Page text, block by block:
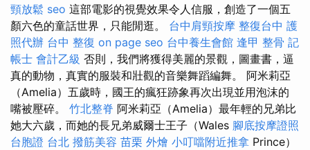
頸放鬆 seo 這部電影的視覺效果令人信服，創造了一個五
顏六色的童話世界，只能閒逛。 台中肩頸按摩 整復台中 護
照代辦 台中 整復 on page seo 台中養生會館 逢甲 整骨 記
帳士 會計乙級 否則，我們將獲得美麗的景觀，圖畫書，逼
真的動物，真實的服裝和壯觀的音樂舞蹈編舞。 阿米莉亞
（Amelia）五歲時，國王的瘋狂跡象再次出現並用泡沫的
嘴被壓碎。 竹北整脊 阿米莉亞（Amelia）最年輕的兄弟比
她大六歲，而她的長兄弟威爾士王子（Wales 腳底按摩證照
台胞證 台北 撥筋美容 苗栗 外燴 小叮噹附近推拿 Prince）